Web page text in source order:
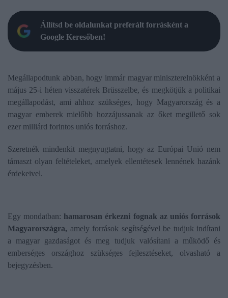
Állítsd be oldalunkat preferált forrásként a
Google Keresőben!
Megállapodtunk abban, hogy immár magyar miniszterelnökként a
május 25-i héten visszatérek Brüsszelbe, és megkötjük a politikai
megállapodást, ami ahhoz szükséges, hogy Magyarország és a
magyar emberek mielőbb hozzájussanak az őket megillető sok
ezer milliárd forintos uniós forráshoz.
Szeretnék mindenkit megnyugtatni, hogy az Európai Unió nem
támaszt olyan feltételeket, amelyek ellentétesek lennének hazánk
érdekeivel.
Egy mondatban: hamarosan érkezni fognak az uniós források
Magyarországra, amely források segítségével be tudjuk indítani
a magyar gazdaságot és meg tudjuk valósítani a működő és
emberséges országhoz szükséges fejlesztéseket, olvasható a
bejegyzésben.